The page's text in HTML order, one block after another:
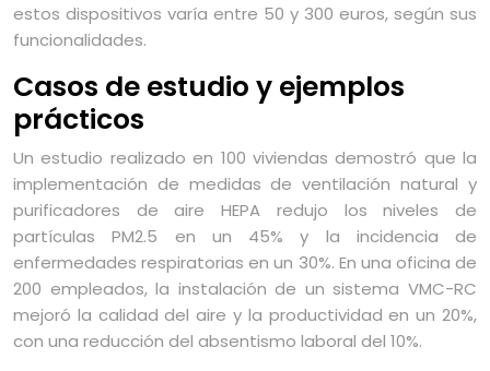
estos dispositivos varía entre 50 y 300 euros, según sus
funcionalidades.
Casos de estudio y ejemplos
prácticos
Un estudio realizado en 100 viviendas demostró que la
implementación de medidas de ventilación natural y
purificadores de aire HEPA redujo los niveles de
partículas PM2.5 en un 45% y la incidencia de
enfermedades respiratorias en un 30%. En una oficina de
200 empleados, la instalación de un sistema VMC-RC
mejoró la calidad del aire y la productividad en un 20%,
con una reducción del absentismo laboral del 10%.